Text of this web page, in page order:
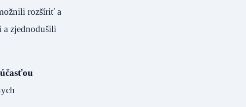
rozšíriť a
zjednodušili